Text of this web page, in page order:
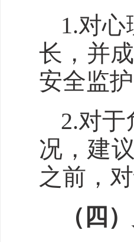
1.对
长 ， 并
安全监
2.对
况，建
之前，
（四